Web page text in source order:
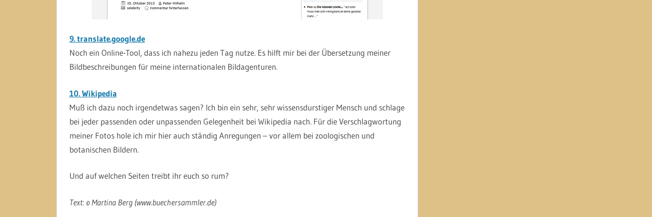
9. translate.google.de
Noch ein Online-Tool, dass ich nahezu jeden Tag nutze. Es hilft mir bei der Übersetzung meiner
Bildbeschreibungen für meine internationalen Bildagenturen.
10. Wikipedia
Muß ich dazu noch irgendetwas sagen? Ich bin ein sehr, sehr wissensdurstiger Mensch und schlage
bei jeder passenden oder unpassenden Gelegenheit bei Wikipedia nach. Für die Verschlagwortung
meiner Fotos hole ich mir hier auch ständig Anregungen – vor allem bei zoologischen und
botanischen Bildern.
Und auf welchen Seiten treibt ihr euch so rum?
Text: © Martina Berg (www.buechersammler.de)